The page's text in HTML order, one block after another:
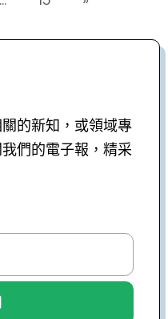
的新知，或領域專
們的電子報，精采